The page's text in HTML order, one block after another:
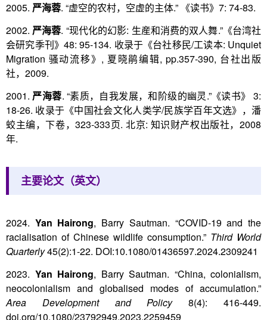
2005. 严海蓉. “虚空的农村，空虚的主体.” 《读书》7: 74-83.
2002. 严海蓉. “现代化的幻影: 生産和消费的双人舞.”《台湾社
会研究季刊》48: 95-134. 收录于《台社移民/工读本: Unquiet
Migration 骚动流移》, 夏晓鹃编辑, pp.357-390, 台社出版
社，2009.
2001. 严海蓉. “素质，自我发展，和阶级的幽灵.”《读书》 3:
18-26. 收录于《中国社会文化人类学/民族学百年文选》，潘
蛟主编，下卷，323-333页. 北京: 知识财产权出版社，2008
年.
主要论文（英文）
2024. Yan Hairong, Barry Sautman. “COVID-19 and the
racialisation of Chinese wildlife consumption.” Third World
Quarterly45(2):1-22. DOI:10.1080/01436597.2024.2309241
2023. Yan Hairong, Barry Sautman. “China, colonialism,
neocolonialism and globalised modes of accumulation.”
Area Development and Policy8(4): 416-449.
doi.org/10.1080/23792949.2023.2259459